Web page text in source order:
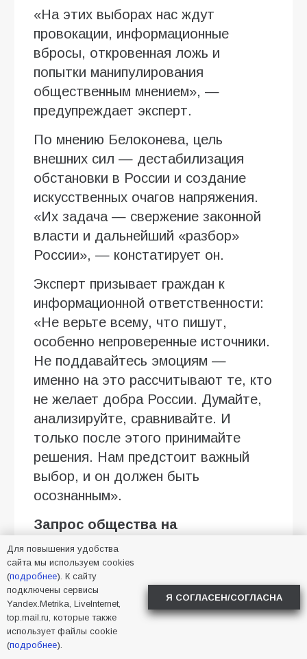
«На этих выборах нас ждут
провокации, информационные
вбросы, откровенная ложь и
попытки манипулирования
общественным мнением», —
предупреждает эксперт.
По мнению Белоконева, цель
внешних сил — дестабилизация
обстановки в России и создание
искусственных очагов напряжения.
«Их задача — свержение законной
власти и дальнейший «разбор»
России», — констатирует он.
Эксперт призывает граждан к
информационной ответственности:
«Не верьте всему, что пишут,
особенно непроверенные источники.
Не поддавайтесь эмоциям —
именно на это рассчитывают те, кто
не желает добра России. Думайте,
анализируйте, сравнивайте. И
только после этого принимайте
решения. Нам предстоит важный
выбор, и он должен быть
осознанным».
Запрос общества на
компетентность и
профессионализм
Политолог, кандидат политических
наук, шеф-редактор ИА
«Социальные коммуникации»
Дмитрий Абросимов указывает на
Для повышения удобства
сайта мы используем cookies
(подробнее). К сайту
подключены сервисы
Yandex.Metrika, LiveInternet,
top.mail.ru, которые также
использует файлы cookie
(подробнее).
Я СОГЛАСЕН/СОГЛАСНА